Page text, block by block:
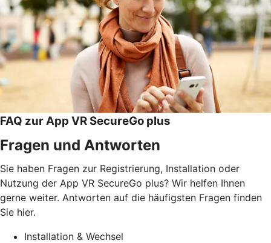
FAQ zur App VR SecureGo plus
Fragen und Antworten
Sie haben Fragen zur Registrierung, Installation oder
Nutzung der App VR SecureGo plus? Wir helfen Ihnen
gerne weiter. Antworten auf die häufigsten Fragen finden
Sie hier.
Installation & Wechsel